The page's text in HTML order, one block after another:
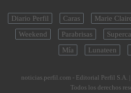
Diario Perfil Caras Marie
Weekend
Parabrisas
Mía
Lunateen
noticias.perfil.com - Editorial Perfil S.A.
Todos los derechos